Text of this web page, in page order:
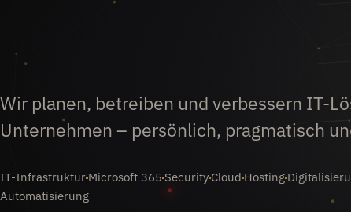
Wir planen, betreiben und verbessern IT-
Unternehmen – persönlich, pragmatisch
IT-Infrastruktur Microsoft 365 Security Cloud Hosting
Automatisierung